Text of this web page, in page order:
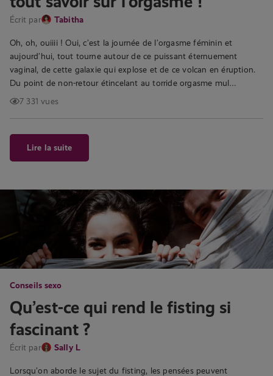
Écrit par Tabitha
Oh, oh, ouiiii ! Oui, c’est la journée de l’orgasme féminin et
aujourd’hui, tout tourne autour de ce puissant éternuement
vaginal, de cette galaxie qui explose et de ce volcan en éruption.
Du point de non-retour étincelant au torride orgasme mul…
7 331 vues
Lire la suite
Conseils sexo
Qu’est-ce qui rend le fisting si
fascinant ?
Écrit par Sally L
Lorsqu’on aborde le sujet du fisting, les pensées peuvent